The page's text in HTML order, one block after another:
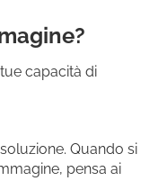
capacità di
Quando si
pensa ai